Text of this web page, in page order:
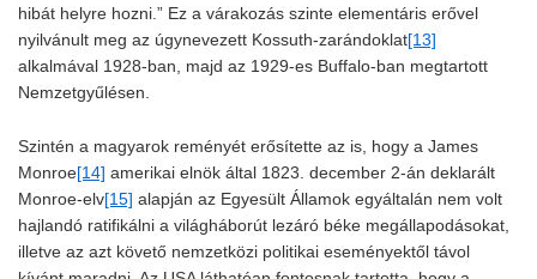
hibát helyre hozni.” Ez a várakozás szinte elementáris erővel
nyilvánult meg az úgynevezett Kossuth-zarándoklat[13]
alkalmával 1928-ban, majd az 1929-es Buffalo-ban megtartott
Nemzetgyűlésen.
Szintén a magyarok reményét erősítette az is, hogy a James
Monroe[14] amerikai elnök által 1823. december 2-án deklarált
Monroe-elv[15] alapján az Egyesült Államok egyáltalán nem volt
hajlandó ratifikálni a világháborút lezáró béke megállapodásokat,
illetve az azt követő nemzetközi politikai eseményektől távol